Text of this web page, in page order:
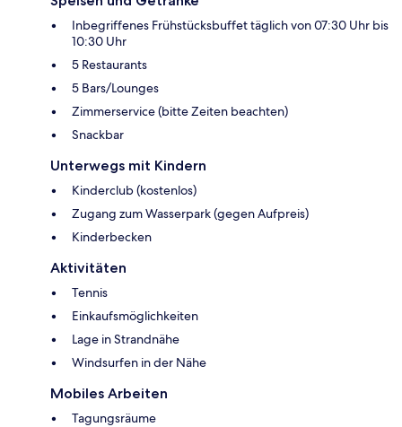
Inbegriffenes Frühstücksbuffet täglich von 07:30 Uhr bis
10:30 Uhr
5 Restaurants
5 Bars/Lounges
Zimmerservice (bitte Zeiten beachten)
Snackbar
Unterwegs mit Kindern
Kinderclub (kostenlos)
Zugang zum Wasserpark (gegen Aufpreis)
Kinderbecken
Aktivitäten
Tennis
Einkaufsmöglichkeiten
Lage in Strandnähe
Windsurfen in der Nähe
Mobiles Arbeiten
Tagungsräume